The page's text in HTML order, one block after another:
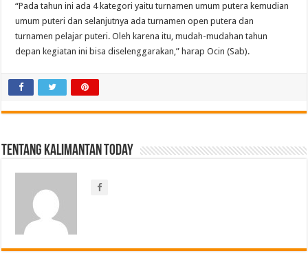
“Pada tahun ini ada 4 kategori yaitu turnamen umum putera kemudian
umum puteri dan selanjutnya ada turnamen open putera dan
turnamen pelajar puteri. Oleh karena itu, mudah-mudahan tahun
depan kegiatan ini bisa diselenggarakan,” harap Ocin (Sab).
Tentang Kalimantan Today